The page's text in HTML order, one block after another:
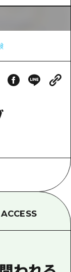
行者向け情報一
ま
ACCESS